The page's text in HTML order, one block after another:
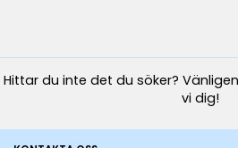
Hittar du inte det du söker? Vänligen
vi dig!